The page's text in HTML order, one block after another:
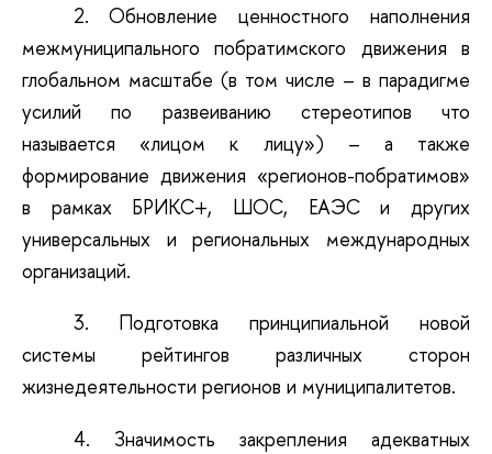
2.
Обновление ценностного наполнения
межмуниципального побратимского движения в
глобальном масштабе (в том числе – в парадигме
усилий по развеиванию стереотипов что
называется «лицом к лицу») – а также
формирование движения «регионов-побратимов»
в рамках БРИКС+, ШОС, ЕАЭС и других
универсальных и региональных международных
организаций.
3. Подготовка принципиальной новой
системы рейтингов различных сторон
жизнедеятельности регионов и муниципалитетов.
4. Значимость закрепления адекватных